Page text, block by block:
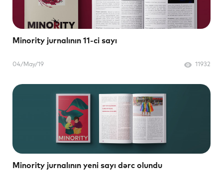
Minority jurnalının 11-ci sayı
04/May/19 11932
Minority jurnalının yeni sayı dərc olundu